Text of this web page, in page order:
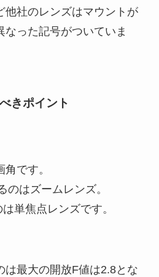
他社のレンズはマウントが
なった記号がついていま
きポイント
です。
のはズームレンズ。
単焦点レンズです。
は最大の開放F値は2.8とな